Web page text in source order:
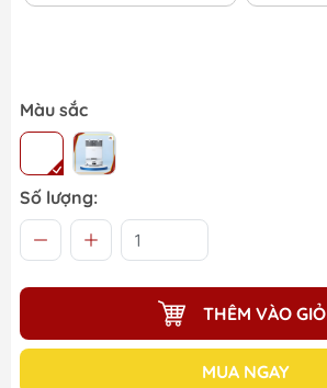
Màu sắc
Số lượng:
THÊM VÀO GIỎ
MUA NGAY